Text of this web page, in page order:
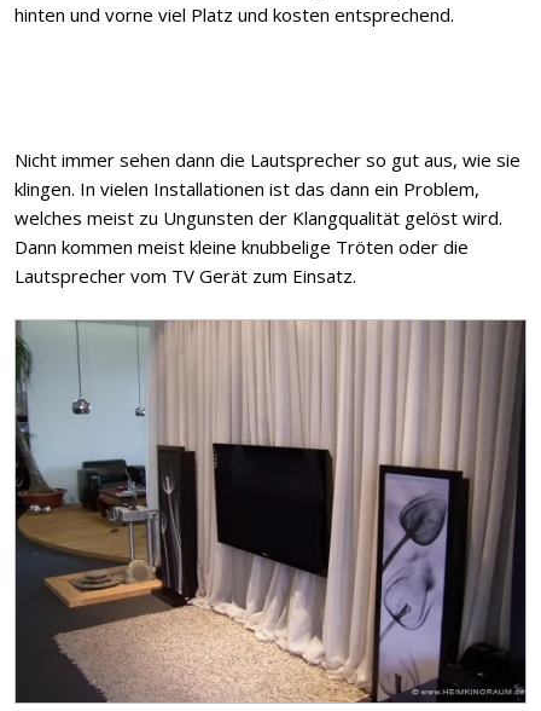
hinten und vorne viel Platz und kosten entsprechend.
Nicht immer sehen dann die Lautsprecher so gut aus, wie sie
klingen. In vielen Installationen ist das dann ein Problem,
welches meist zu Ungunsten der Klangqualität gelöst wird.
Dann kommen meist kleine knubbelige Tröten oder die
Lautsprecher vom TV Gerät zum Einsatz.